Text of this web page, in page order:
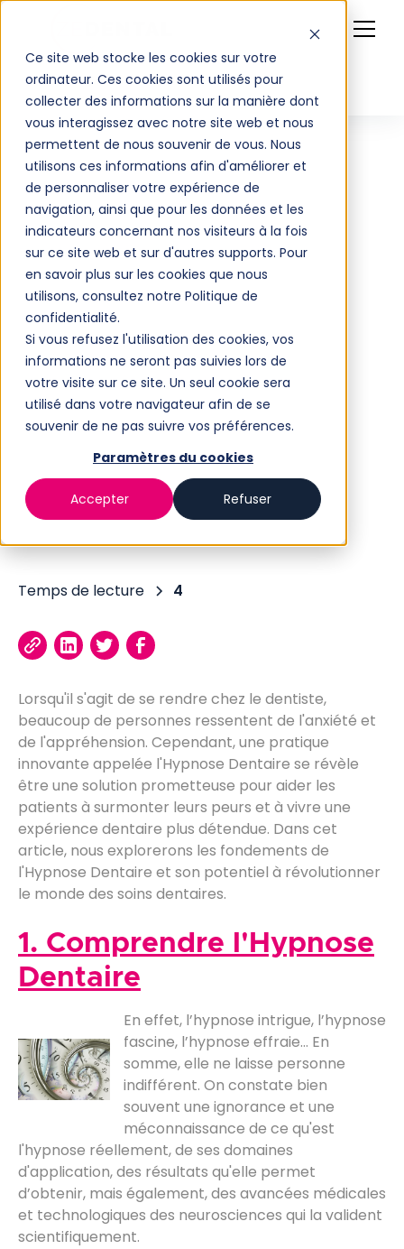
Ce site web stocke les cookies sur votre
ordinateur. Ces cookies sont utilisés pour
collecter des informations sur la manière dont
vous interagissez avec notre site web et nous
permettent de nous souvenir de vous. Nous
utilisons ces informations afin d'améliorer et
de personnaliser votre expérience de
navigation, ainsi que pour les données et les
indicateurs concernant nos visiteurs à la fois
sur ce site web et sur d'autres supports. Pour
en savoir plus sur les cookies que nous
utilisons, consultez notre Politique de
confidentialité.
Si vous refusez l'utilisation des cookies, vos
informations ne seront pas suivies lors de
votre visite sur ce site. Un seul cookie sera
utilisé dans votre navigateur afin de se
souvenir de ne pas suivre vos préférences.
Paramètres du cookies
Accepter Refuser
Category
De l’anxiété à la
relaxation :
L’Hypnose Dentaire
peut révolutionner
l’expérience des
patients
Temps de lecture 4
Lorsqu'il s'agit de se rendre chez le dentiste,
beaucoup de personnes ressentent de l'anxiété et
de l'appréhension. Cependant, une pratique
innovante appelée l'Hypnose Dentaire se révèle
être une solution prometteuse pour aider les
patients à surmonter leurs peurs et à vivre une
expérience dentaire plus détendue. Dans cet
article, nous explorerons les fondements de
l'Hypnose Dentaire et son potentiel à révolutionner
le monde des soins dentaires.
1. Comprendre l'Hypnose
Dentaire
En effet, l’hypnose intrigue, l’hypnose
fascine, l’hypnose effraie… En
somme, elle ne laisse personne
indifférent. On constate bien
souvent une ignorance et une
méconnaissance de ce qu'est
l'hypnose réellement, de ses domaines
d'application, des résultats qu'elle permet
d’obtenir, mais également, des avancées médicales
et technologiques des neurosciences qui la valident
scientifiquement.